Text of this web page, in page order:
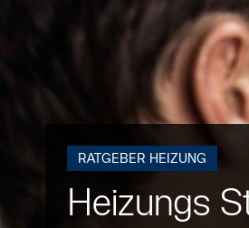
RATGEBER HEIZUNG
Heizungs